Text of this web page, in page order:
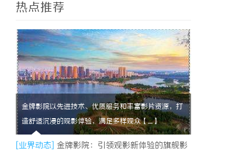
热点推荐
金牌影院以先进技术、优质服务和丰富影片资源，打
造舒适沉浸的观影体验，满足多样观众【....】
[业界动态] 金牌影院：引领观影新体验的旗舰影